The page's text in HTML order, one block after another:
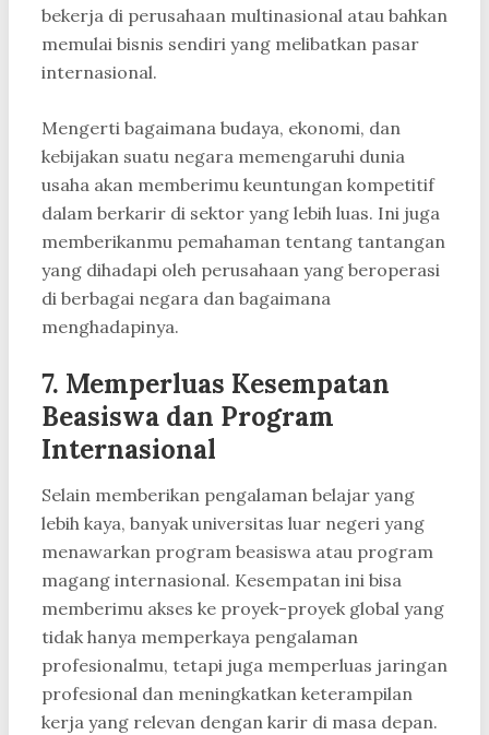
bekerja di perusahaan multinasional atau bahkan
memulai bisnis sendiri yang melibatkan pasar
internasional.
Mengerti bagaimana budaya, ekonomi, dan
kebijakan suatu negara memengaruhi dunia
usaha akan memberimu keuntungan kompetitif
dalam berkarir di sektor yang lebih luas. Ini juga
memberikanmu pemahaman tentang tantangan
yang dihadapi oleh perusahaan yang beroperasi
di berbagai negara dan bagaimana
menghadapinya.
7. Memperluas Kesempatan
Beasiswa dan Program
Internasional
Selain memberikan pengalaman belajar yang
lebih kaya, banyak universitas luar negeri yang
menawarkan program beasiswa atau program
magang internasional. Kesempatan ini bisa
memberimu akses ke proyek-proyek global yang
tidak hanya memperkaya pengalaman
profesionalmu, tetapi juga memperluas jaringan
profesional dan meningkatkan keterampilan
kerja yang relevan dengan karir di masa depan.